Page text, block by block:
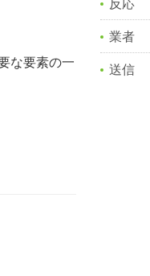
な要素の一
反応
業者
送信